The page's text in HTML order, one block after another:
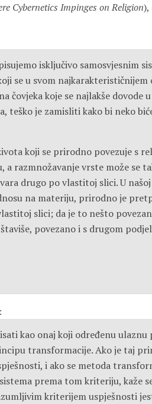
Cybernetics Impinges on Religion),
isključivo samosvjesnim
se u svom najkarakterističnijem
čovjeka koje se najlakše dovode
teško je zamisliti kako bi neko
koji se prirodno povezuje s
a razmnožavanje vrste može se
drugo po vlastitoj slici. U
na materiju, prirodno je
slici; da je to nešto
povezano i s drugom
kao onaj koji određenu
transformacije. Ako je taj
i ako se metoda
prema tom kriteriju, kaže
kriterijem uspješnosti